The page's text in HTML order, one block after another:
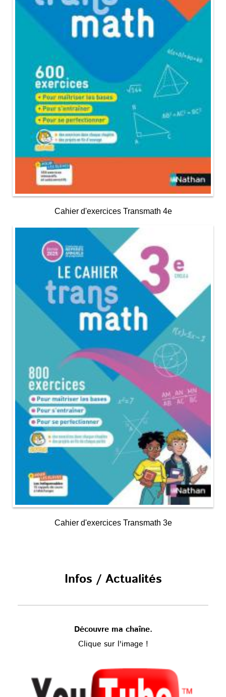
Cahier d'exercices Transmath 4e
Cahier d'exercices Transmath 3e
Infos / Actualités
Découvre ma chaîne.
Clique sur l'image !